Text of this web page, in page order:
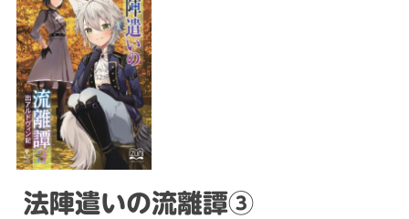
法陣遣いの流離譚③